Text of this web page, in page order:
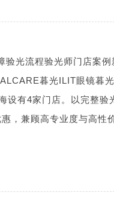
验光流程验光师门店案例
暮光ILIT眼镜暮
设有4家门店。以完整验
，兼顾高专业度与高性